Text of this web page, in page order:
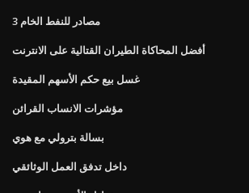
3 مصادر للنفط الخام
أفضل المحاكاة الطيران القتالية على الانترنت
غسل بيع حكم الأسهم المقيدة
مؤشرات الانساب القرائن
بسالة بترولي مع هوي
داخل تدفق العمل الوثائقي